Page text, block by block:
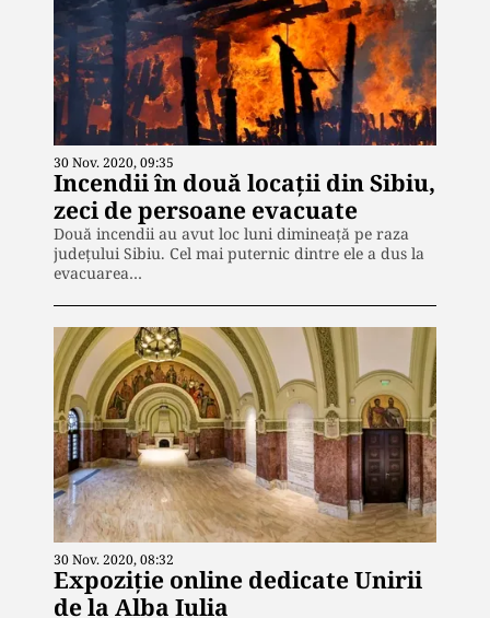
30 Nov. 2020, 09:35
Incendii în două locații din Sibiu,
zeci de persoane evacuate
Două incendii au avut loc luni dimineață pe raza
județului Sibiu. Cel mai puternic dintre ele a dus la
evacuarea…
30 Nov. 2020, 08:32
Expoziție online dedicate Unirii
de la Alba Iulia